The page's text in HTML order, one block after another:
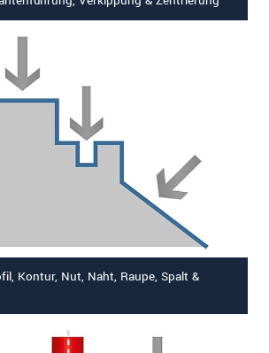
Kontur, Nut, Naht, Raupe, Spalt &